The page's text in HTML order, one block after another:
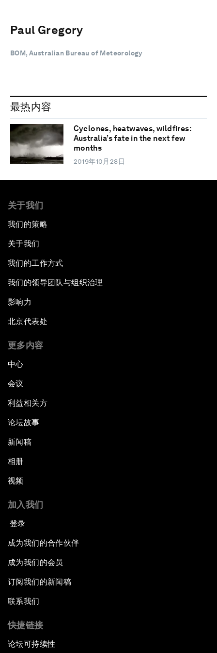
Paul Gregory
BOM, Australian Bureau of Meteorology
最热内容
Cyclones, heatwaves, wildfires:
Australia’s fate in the next few
months
2019年10月28日
关于我们
我们的策略
关于我们
我们的工作方式
我们的领导团队与组织治理
影响力
北京代表处
更多内容
中心
会议
利益相关方
论坛故事
新闻稿
相册
视频
加入我们
登录
成为我们的合作伙伴
成为我们的会员
订阅我们的新闻稿
联系我们
快捷链接
论坛可持续性